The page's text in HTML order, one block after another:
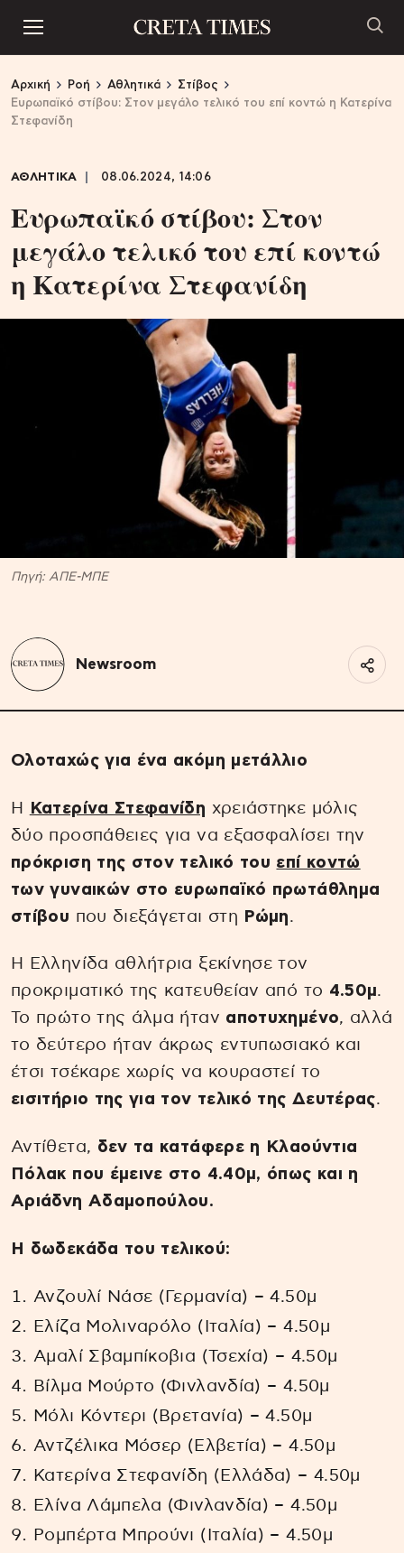
Αρχική Ροή Αθλητικά
Στίβος
Ευρωπαϊκό στίβου: Στον μεγάλο τελικό του επί κοντώ η Κατερίνα
Στεφανίδη
ΑΘΛΗΤΙΚΑ 08.06.2024, 14:06
Ευρωπαϊκό στίβου: Στον
μεγάλο τελικό του επί κοντώ
η Κατερίνα Στεφανίδη
Πηγή: ΑΠΕ-ΜΠΕ
Newsroom
Ολοταχώς για ένα ακόμη μετάλλιο
Η Κατερίνα Στεφανίδη χρειάστηκε μόλις
δύο προσπάθειες για να εξασφαλίσει την
πρόκριση της στον τελικό του επί κοντώ
των γυναικών στο ευρωπαϊκό πρωτάθλημα
στίβου που διεξάγεται στη Ρώμη.
Η Ελληνίδα αθλήτρια ξεκίνησε τον
προκριματικό της κατευθείαν από το 4.50μ.
Το πρώτο της άλμα ήταν αποτυχημένο, αλλά
το δεύτερο ήταν άκρως εντυπωσιακό και
έτσι τσέκαρε χωρίς να κουραστεί το
εισιτήριο της για τον τελικό της Δευτέρας.
Αντίθετα, δεν τα κατάφερε η Κλαούντια
Πόλακ που έμεινε στο 4.40μ, όπως και η
Αριάδνη Αδαμοπούλου.
Η δωδεκάδα του τελικού:
Ανζουλί Νάσε (Γερμανία) – 4.50μ
Ελίζα Μολιναρόλο (Ιταλία) – 4.50μ
Αμαλί Σβαμπίκοβια (Τσεχία) – 4.50μ
Βίλμα Μούρτο (Φινλανδία) – 4.50μ
Μόλι Κόντερι (Βρετανία) – 4.50μ
Αντζέλικα Μόσερ (Ελβετία) – 4.50μ
Κατερίνα Στεφανίδη (Ελλάδα) – 4.50μ
Ελίνα Λάμπελα (Φινλανδία) – 4.50μ
Ρομπέρτα Μπρούνι (Ιταλία) – 4.50μ